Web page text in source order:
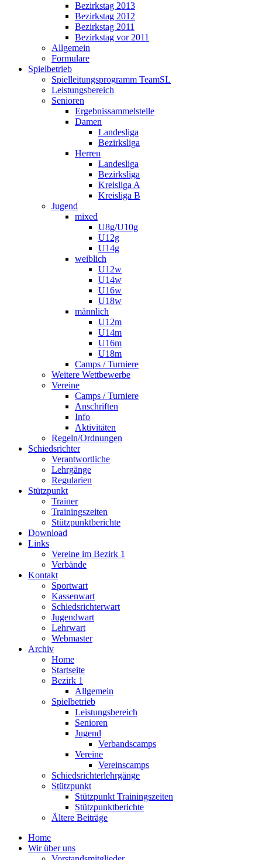
Bezirkstag 2013
Bezirkstag 2012
Bezirkstag 2011
Bezirkstag vor 2011
Allgemein
Formulare
Spielbetrieb
Spielleitungsprogramm TeamSL
Leistungsbereich
Senioren
Ergebnissammelstelle
Damen
Landesliga
Bezirksliga
Herren
Landesliga
Bezirksliga
Kreisliga A
Kreisliga B
Jugend
mixed
U8g/U10g
U12g
U14g
weiblich
U12w
U14w
U16w
U18w
männlich
U12m
U14m
U16m
U18m
Camps / Turniere
Weitere Wettbewerbe
Vereine
Camps / Turniere
Anschriften
Info
Aktivitäten
Regeln/Ordnungen
Schiedsrichter
Verantwortliche
Lehrgänge
Regularien
Stützpunkt
Trainer
Trainingszeiten
Stützpunktberichte
Download
Links
Vereine im Bezirk 1
Verbände
Kontakt
Sportwart
Kassenwart
Schiedsrichterwart
Jugendwart
Lehrwart
Webmaster
Archiv
Home
Startseite
Bezirk 1
Allgemein
Spielbetrieb
Leistungsbereich
Senioren
Jugend
Verbandscamps
Vereine
Vereinscamps
Schiedsrichterlehrgänge
Stützpunkt
Stützpunkt Trainingszeiten
Stützpunktberichte
Ältere Beiträge
Home
Wir über uns